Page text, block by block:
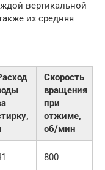
вертикальной
их средняя
Скорость
вращения
при
отжиме,
об/мин
800